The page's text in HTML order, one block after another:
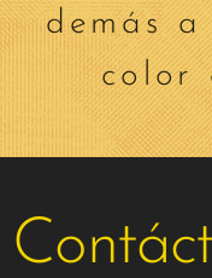
demás
color